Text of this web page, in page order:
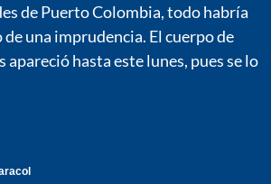
de Puerto Colombia, todo habría
una imprudencia. El cuerpo de
apareció hasta este lunes, pues se lo